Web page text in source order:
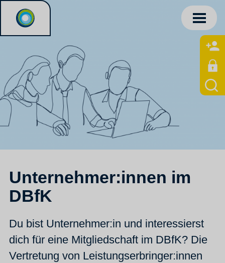
Unternehmer:innen im
DBfK
Du bist Unternehmer:in und interessierst
dich für eine Mitgliedschaft im DBfK? Die
Vertretung von Leistungserbringer:innen